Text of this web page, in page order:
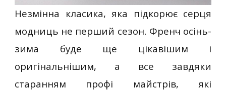
Незмінна класика, яка підкорює серця
модниць не перший сезон. Френч осінь-
зима буде ще цікавішим і
оригінальнішим, а все завдяки
старанням профі майстрів, які